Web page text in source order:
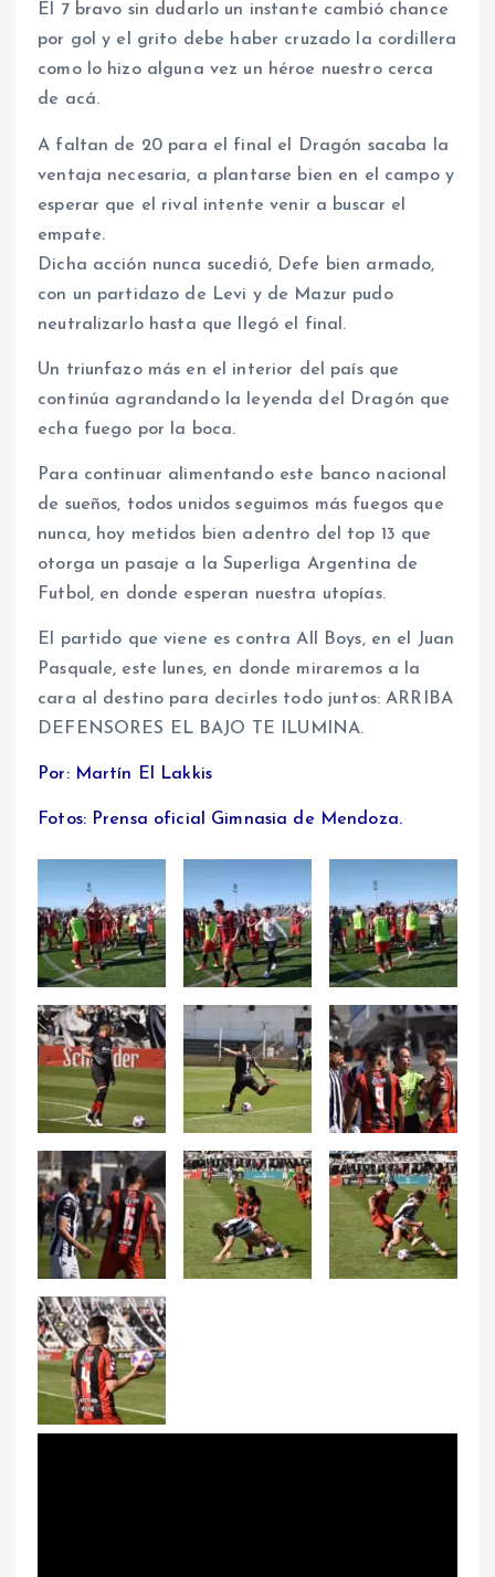
El 7 bravo sin dudarlo un instante cambió chance
por gol y el grito debe haber cruzado la cordillera
como lo hizo alguna vez un héroe nuestro cerca
de acá.
A faltan de 20 para el final el Dragón sacaba la
ventaja necesaria, a plantarse bien en el campo y
esperar que el rival intente venir a buscar el
empate.
Dicha acción nunca sucedió, Defe bien armado,
con un partidazo de Levi y de Mazur pudo
neutralizarlo hasta que llegó el final.
Un triunfazo más en el interior del país que
continúa agrandando la leyenda del Dragón que
echa fuego por la boca.
Para continuar alimentando este banco nacional
de sueños, todos unidos seguimos más fuegos que
nunca, hoy metidos bien adentro del top 13 que
otorga un pasaje a la Superliga Argentina de
Futbol, en donde esperan nuestra utopías.
El partido que viene es contra All Boys, en el Juan
Pasquale, este lunes, en donde miraremos a la
cara al destino para decirles todo juntos: ARRIBA
DEFENSORES EL BAJO TE ILUMINA.
Por: Martín El Lakkis
Fotos: Prensa oficial Gimnasia de Mendoza.